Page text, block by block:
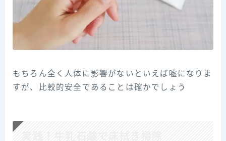
もちろん全く人体に影響がないといえば嘘になりま
すが、比較的安全であることは確かでしょう